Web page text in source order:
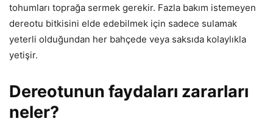
tohumları toprağa sermek gerekir. Fazla bakım istemeyen
dereotu bitkisini elde edebilmek için sadece sulamak
yeterli olduğundan her bahçede veya saksıda kolaylıkla
yetişir.
Dereotunun faydaları zararları
neler?